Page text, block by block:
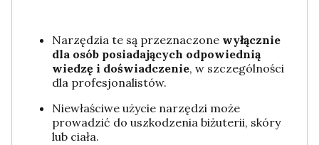
Narzędzia te są przeznaczone wyłącznie
dla osób posiadających odpowiednią
wiedzę i doświadczenie, w szczególności
dla profesjonalistów.
Niewłaściwe użycie narzędzi może
prowadzić do uszkodzenia biżuterii, skóry
lub ciała.